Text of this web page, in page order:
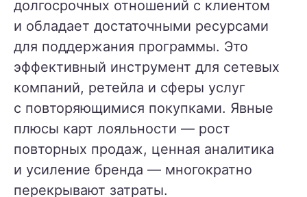
долгосрочных отношений с клиентом
и обладает достаточными ресурсами
для поддержания программы. Это
эффективный инструмент для сетевых
компаний, ретейла и сферы услуг
с повторяющимися покупками. Явные
плюсы карт лояльности — рост
повторных продаж, ценная аналитика
и усиление бренда — многократно
перекрывают затраты.